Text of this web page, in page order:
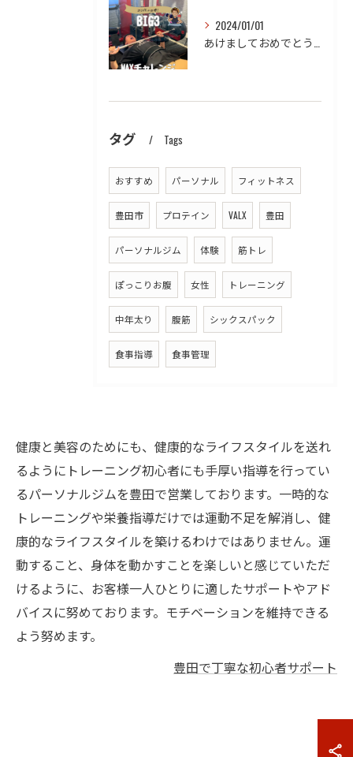
2024/01/01
タグ Tags
おすすめ パーソナル フィットネス
豊田市 プロテイン VALX 豊田
パーソナルジム 体験 筋トレ
ぽっこりお腹 女性 トレーニング
中年太り 腹筋 シックスパック
食事指導 食事管理
健康と美容のためにも、健康的なライフスタイルを送れ
るようにトレーニング初心者にも手厚い指導を行ってい
るパーソナルジムを豊田で営業しております。一時的な
トレーニングや栄養指導だけでは運動不足を解消し、健
康的なライフスタイルを築けるわけではありません。運
動すること、身体を動かすことを楽しいと感じていただ
けるように、お客様一人ひとりに適したサポートやアド
バイスに努めております。モチベーションを維持できる
よう努めます。
豊田で丁寧な初心者サポート